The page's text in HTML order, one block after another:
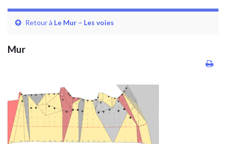
Retour à Le Mur – Les voies
Mur